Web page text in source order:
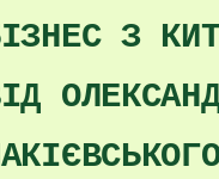
З